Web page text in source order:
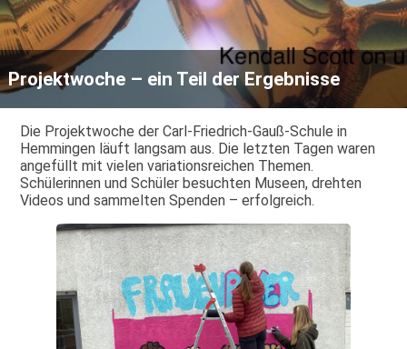
Projektwoche – ein Teil der Ergebnisse
Die Projektwoche der Carl-Friedrich-Gauß-Schule in
Hemmingen läuft langsam aus. Die letzten Tagen waren
angefüllt mit vielen variationsreichen Themen.
Schülerinnen und Schüler besuchten Museen, drehten
Videos und sammelten Spenden – erfolgreich.